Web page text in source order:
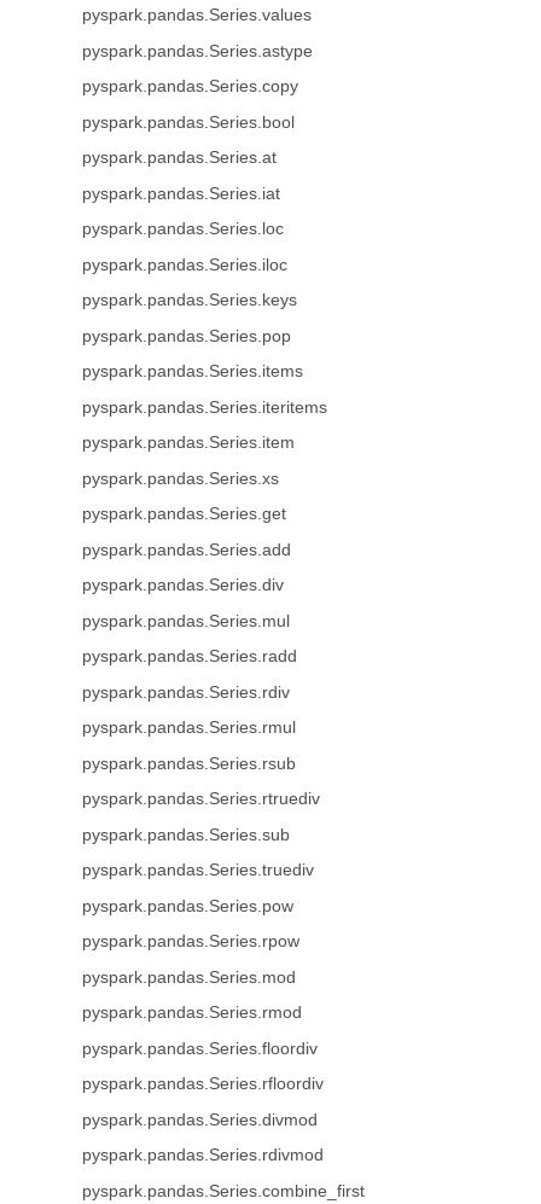
pyspark.pandas.Series.values
pyspark.pandas.Series.astype
pyspark.pandas.Series.copy
pyspark.pandas.Series.bool
pyspark.pandas.Series.at
pyspark.pandas.Series.iat
pyspark.pandas.Series.loc
pyspark.pandas.Series.iloc
pyspark.pandas.Series.keys
pyspark.pandas.Series.pop
pyspark.pandas.Series.items
pyspark.pandas.Series.iteritems
pyspark.pandas.Series.item
pyspark.pandas.Series.xs
pyspark.pandas.Series.get
pyspark.pandas.Series.add
pyspark.pandas.Series.div
pyspark.pandas.Series.mul
pyspark.pandas.Series.radd
pyspark.pandas.Series.rdiv
pyspark.pandas.Series.rmul
pyspark.pandas.Series.rsub
pyspark.pandas.Series.rtruediv
pyspark.pandas.Series.sub
pyspark.pandas.Series.truediv
pyspark.pandas.Series.pow
pyspark.pandas.Series.rpow
pyspark.pandas.Series.mod
pyspark.pandas.Series.rmod
pyspark.pandas.Series.floordiv
pyspark.pandas.Series.rfloordiv
pyspark.pandas.Series.divmod
pyspark.pandas.Series.rdivmod
pyspark.pandas.Series.combine_first